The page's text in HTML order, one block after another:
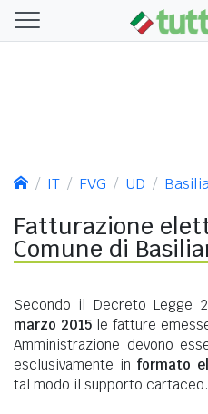
IT FVG UD
Fatturazione
Comune di
Secondo il Decreto Legge
marzo 2015le fatture
Amministrazione devono
esclusivamente in formato
tal modo il supporto cartaceo.